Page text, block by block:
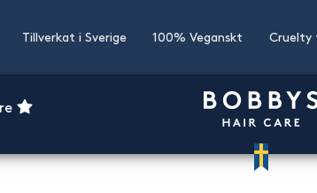
Tillverkat i Sverige 100% Veganskt Cruelty